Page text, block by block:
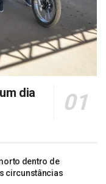
dia
dentro de
circunstâncias